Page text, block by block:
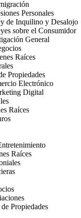
Personales
de Inquilino y Desalojo
sobre el Consumidor
General
Raíces
Propiedades
Electrónico
Digital
Raíces
Raíces
Propiedades